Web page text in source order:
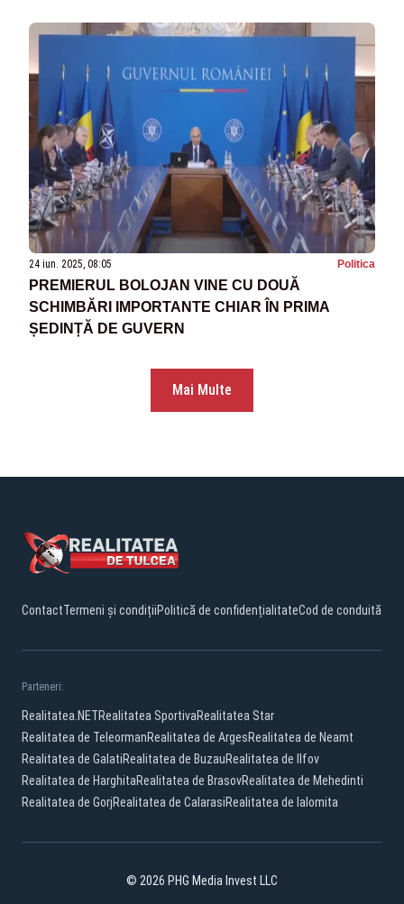
24 iun. 2025, 08:05 Politica
PREMIERUL BOLOJAN VINE CU DOUĂ
SCHIMBĂRI IMPORTANTE CHIAR ÎN PRIMA
ȘEDINȚĂ DE GUVERN
Mai Multe
ContactTermeni și condițiiPolitică de confidențialitateCod de conduită
Parteneri:
Realitatea.NETRealitatea SportivaRealitatea Star
Realitatea de TeleormanRealitatea de ArgesRealitatea de Neamt
Realitatea de GalatiRealitatea de BuzauRealitatea de Ilfov
Realitatea de HarghitaRealitatea de BrasovRealitatea de Mehedinti
Realitatea de GorjRealitatea de CalarasiRealitatea de Ialomita
© 2026 PHG Media Invest LLC